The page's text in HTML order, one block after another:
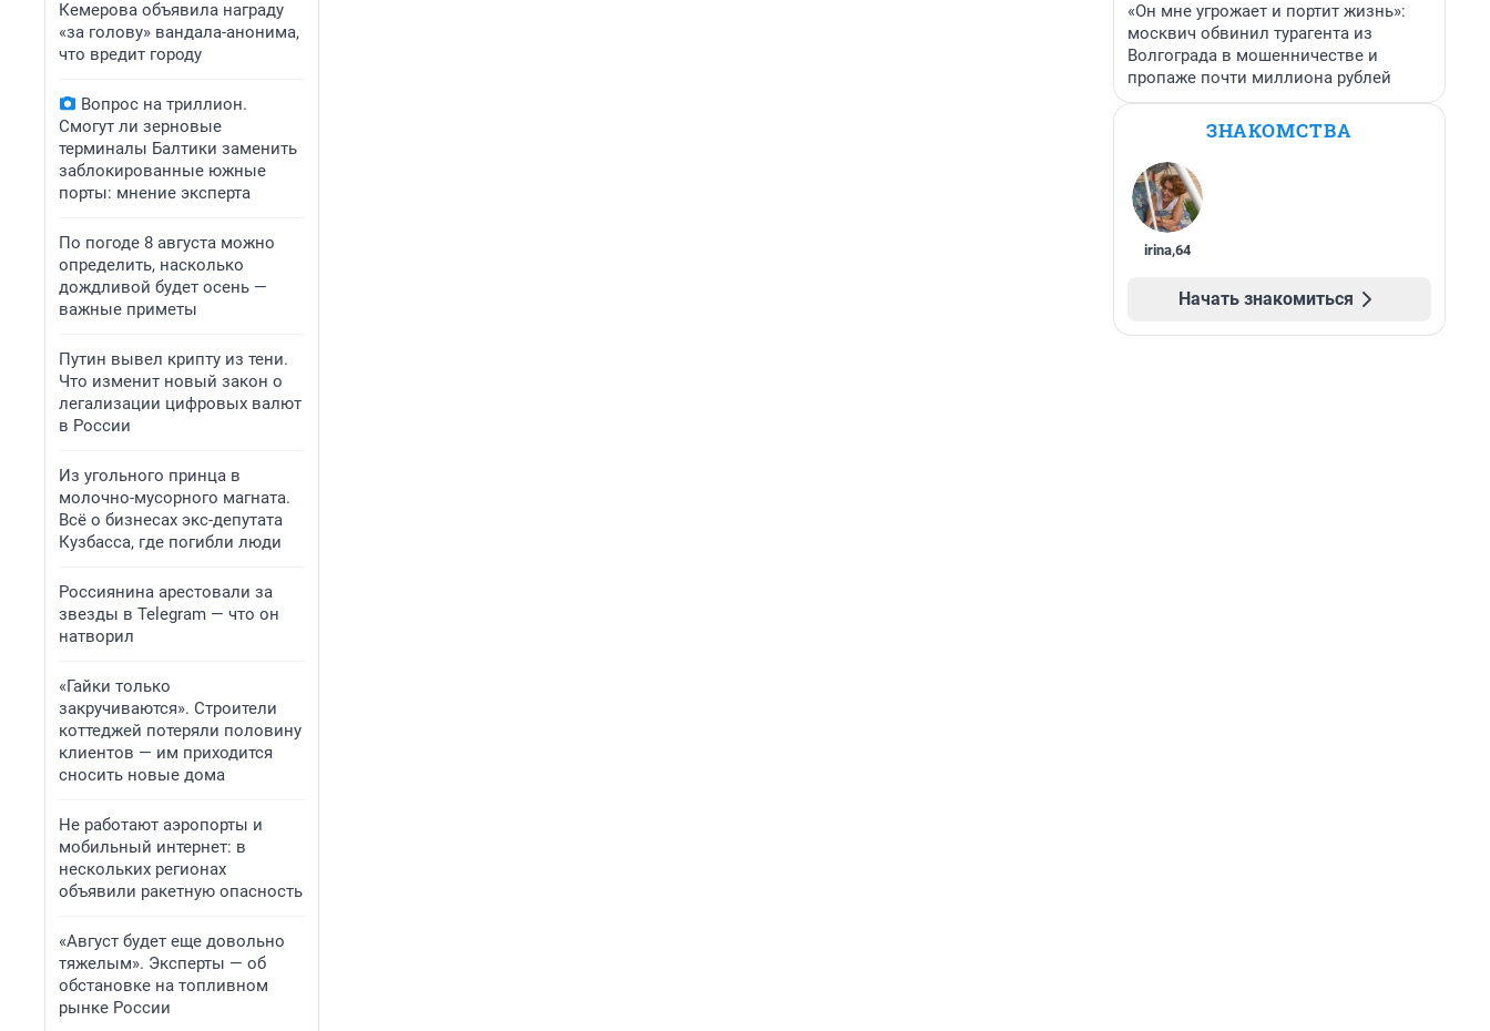
Кемерова объявила награду
«за голову» вандала-анонима,
что вредит городу
Вопрос на триллион.
Смогут ли зерновые
терминалы Балтики заменить
заблокированные южные
порты: мнение эксперта
По погоде 8 августа можно
определить, насколько
дождливой будет осень —
важные приметы
Путин вывел крипту из тени.
Что изменит новый закон о
легализации цифровых валют
в России
Из угольного принца в
молочно-мусорного магната.
Всё о бизнесах экс-депутата
Кузбасса, где погибли люди
Россиянина арестовали за
звезды в Telegram — что он
натворил
«Гайки только
закручиваются». Строители
коттеджей потеряли половину
клиентов — им приходится
сносить новые дома
Не работают аэропорты и
мобильный интернет: в
нескольких регионах
объявили ракетную опасность
«Август будет еще довольно
тяжелым». Эксперты — об
обстановке на топливном
рынке России
«Он мне угрожает и портит жизнь»:
москвич обвинил турагента из
Волгограда в мошенничестве и
пропаже почти миллиона рублей
ЗНАКОМСТВА
irina,64
Начать знакомиться